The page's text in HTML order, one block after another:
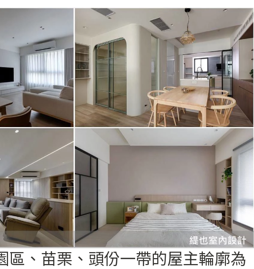
區、苗栗、頭份一帶的屋主輪廓為